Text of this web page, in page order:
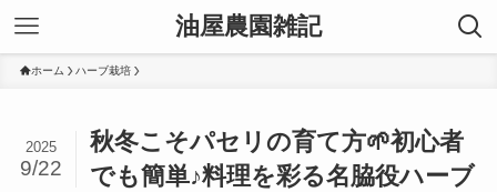
油屋農園雑記
ホーム ハーブ栽培
秋冬こそパセリの育て方🌱初心者
でも簡単♪料理を彩る名脇役ハーブ
2025
9/22